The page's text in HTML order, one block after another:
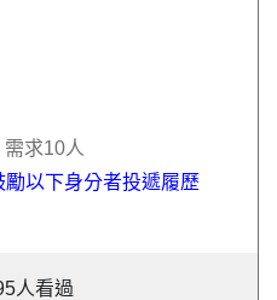
需求10人
以下身分者投遞履歷
人看過